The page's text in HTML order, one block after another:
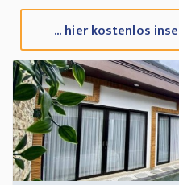
... hier kostenlos